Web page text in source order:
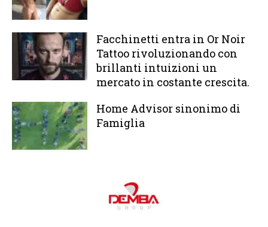
Facchinetti entra in Or Noir
Tattoo rivoluzionando con
brillanti intuizioni un
mercato in costante crescita.
Home Advisor sinonimo di
Famiglia